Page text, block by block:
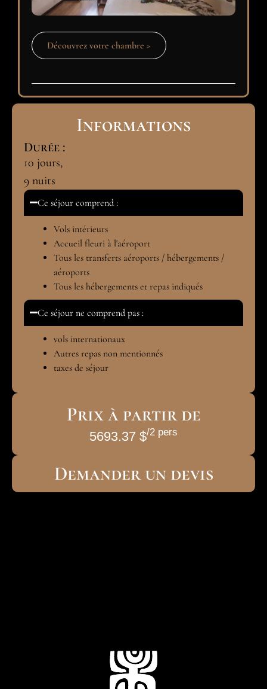
Informations
Durée :
10 jours,
9 nuits
Ce séjour comprend :
Vols intérieurs
Accueil fleuri à l'aéroport
Tous les transferts aéroports / hébergements /
aéroports
Tous les hébergements et repas indiqués
Ce séjour ne comprend pas :
vols internationaux
Autres repas non mentionnés
taxes de séjour
Prix à partir de
5693.37 $/2 pers
Demander un devis
Découvrez votre chambre >